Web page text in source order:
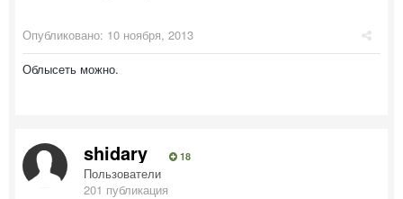
Опубликовано: 10 ноября, 2013
Облысеть можно.
shidary 18
Пользователи
201 публикация